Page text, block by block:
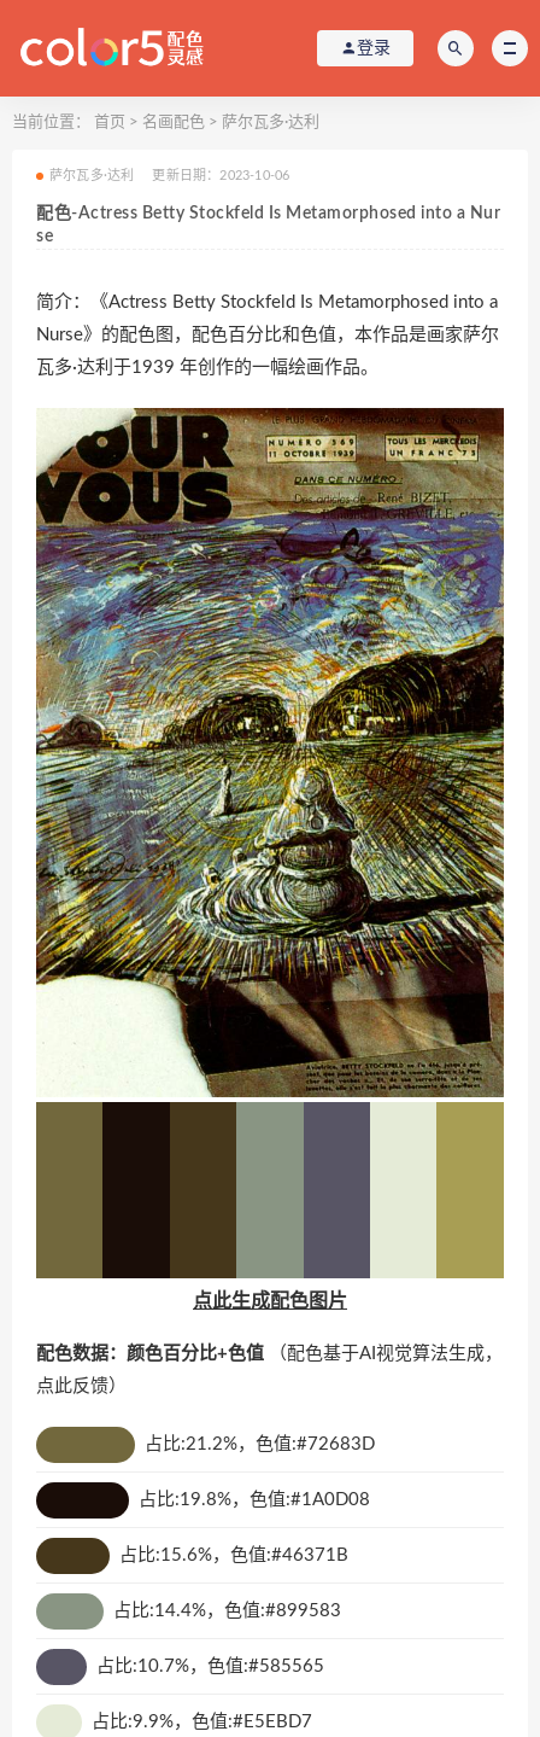
登录
当前位置： 首页 > 名画配色 > 萨尔瓦多·达利
萨尔瓦多·达利 更新日期：2023-10-06
配色-Actress Betty Stockfeld Is Metamorphosed into a Nur
se
简介：《Actress Betty Stockfeld Is Metamorphosed into a
Nurse》的配色图，配色百分比和色值，本作品是画家萨尔
瓦多·达利于1939 年创作的一幅绘画作品。
点此生成配色图片
配色数据：颜色百分比+色值 （配色基于AI视觉算法生成，
点此反馈）
占比:21.2%，色值:#72683D
占比:19.8%，色值:#1A0D08
占比:15.6%，色值:#46371B
占比:14.4%，色值:#899583
占比:10.7%，色值:#585565
占比:9.9%，色值:#E5EBD7